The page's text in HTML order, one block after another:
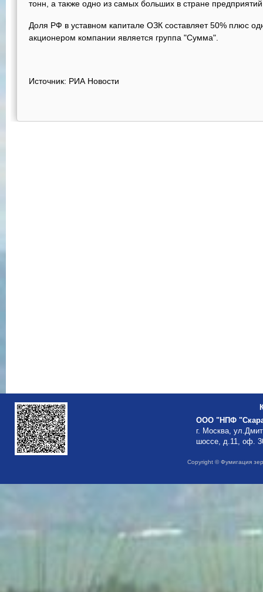
тонн, а также одно из самых больших в стране
Доля РФ в уставном капитале ОЗК составляет 50% плюс
акционером компании является группа "Сумма".
Источник: РИА Новости
ООО "НПФ
г. Москва,
шоссе, д.11, оф.
Copyright © Фумигация